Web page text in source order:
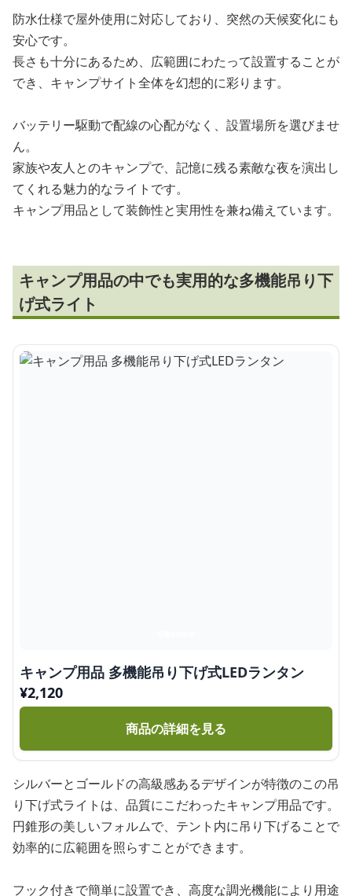
防水仕様で屋外使用に対応しており、突然の天候変化にも
安心です。
長さも十分にあるため、広範囲にわたって設置することが
でき、キャンプサイト全体を幻想的に彩ります。
バッテリー駆動で配線の心配がなく、設置場所を選びませ
ん。
家族や友人とのキャンプで、記憶に残る素敵な夜を演出し
てくれる魅力的なライトです。
キャンプ用品として装飾性と実用性を兼ね備えています。
キャンプ用品の中でも実用的な多機能吊り下
げ式ライト
キャンプ用品 多機能吊り下げ式LEDランタン
¥2,120
商品の詳細を見る
シルバーとゴールドの高級感あるデザインが特徴のこの吊
り下げ式ライトは、品質にこだわったキャンプ用品です。
円錐形の美しいフォルムで、テント内に吊り下げることで
効率的に広範囲を照らすことができます。
フック付きで簡単に設置でき、高度な調光機能により用途